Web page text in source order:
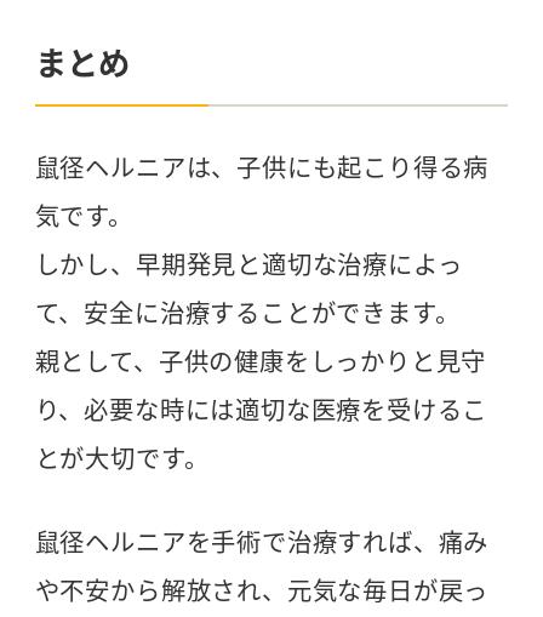
まとめ
鼠径ヘルニアは、子供にも起こり得る病
気です。
しかし、早期発見と適切な治療によっ
て、安全に治療することができます。
親として、子供の健康をしっかりと見守
り、必要な時には適切な医療を受けるこ
とが大切です。
鼠径ヘルニアを手術で治療すれば、痛み
や不安から解放され、元気な毎日が戻っ